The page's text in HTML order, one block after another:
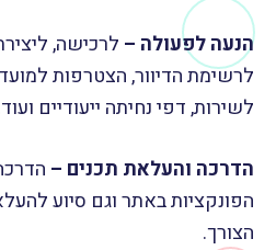
הנעה לפעולה – לרכישה,
לרשימת הדיוור, הצטרפות
לשירות, דפי נחיתה ייעודיים
הדרכה והעלאת תכנים –
הפונקציות באתר וגם סיוע
הצורך.